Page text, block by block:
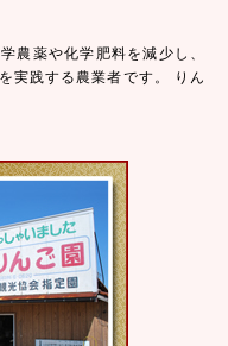
農薬や化学肥料を減少し、
実践する農業者です。 りん